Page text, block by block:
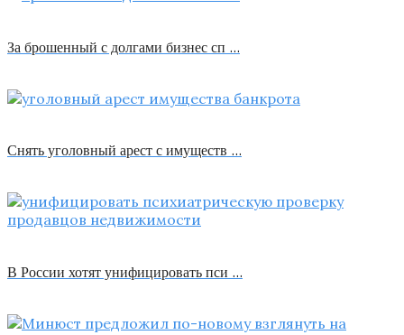
За брошенный с долгами бизнес сп …
Снять уголовный арест с имуществ …
В России хотят унифицировать пси …